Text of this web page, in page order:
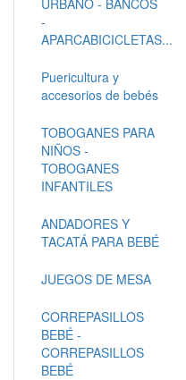
-
APARCABICICLETAS...
Puericultura y
accesorios de bebés
TOBOGANES PARA
NIÑOS -
TOBOGANES
INFANTILES
ANDADORES Y
TACATÁ PARA BEBÉ
JUEGOS DE MESA
CORREPASILLOS
BEBÉ -
CORREPASILLOS
BEBÉ